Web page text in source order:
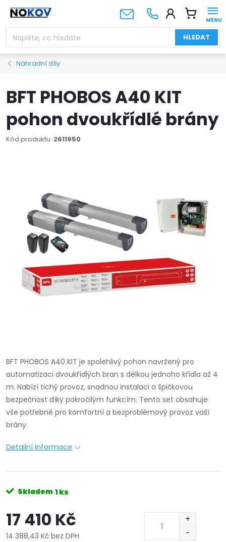
Přejít
obsah
HLEDAT
NÁKUPNÍ
KOŠÍK
Náhradní díly
BFT PHOBOS A40 KIT
pohon dvoukřídlé brány
Kód produktu: 2611950
BFT PHOBOS A40 KIT je spolehlivý pohon navržený pro
automatizaci dvoukřídlých bran s délkou jednoho křídla až 4
m. Nabízí tichý provoz, snadnou instalaci a špičkovou
bezpečnost díky pokročilým funkcím. Tento set obsahuje
vše potřebné pro komfortní a bezproblémový provoz vaší
brány.
Detailní informace
Skladem 1 ks
17 410 Kč
14 388,43 Kč bez DPH